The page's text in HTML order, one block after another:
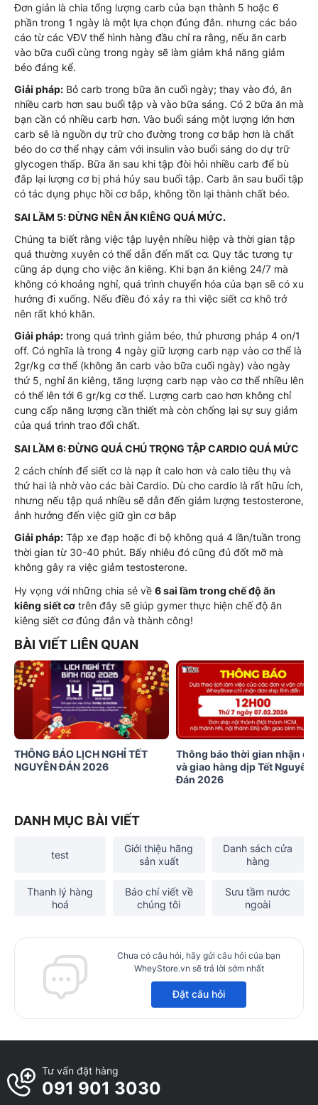
Đơn giản là chia tổng lượng carb của bạn thành 5 hoặc 6
phần trong 1 ngày là một lựa chọn đúng đắn. nhưng các báo
cáo từ các VĐV thể hình hàng đầu chỉ ra rằng, nếu ăn carb
vào bữa cuối cùng trong ngày sẽ làm giảm khả năng giảm
béo đáng kể.
Giải pháp: Bỏ carb trong bữa ăn cuối ngày; thay vào đó, ăn
nhiều carb hơn sau buổi tập và vào bữa sáng. Có 2 bữa ăn mà
bạn cần có nhiều carb hơn. Vào buổi sáng một lượng lớn hơn
carb sẽ là nguồn dự trữ cho đường trong cơ bắp hơn là chất
béo do cơ thể nhạy cảm với insulin vào buổi sáng do dự trữ
glycogen thấp. Bữa ăn sau khi tập đòi hỏi nhiều carb để bù
đắp lại lượng cơ bị phá hủy sau buổi tập. Carb ăn sau buổi tập
có tác dụng phục hồi cơ bắp, không tồn lại thành chất béo.
SAI LẦM 5: ĐỪNG NÊN ĂN KIÊNG QUÁ MỨC.
Chúng ta biết rằng việc tập luyện nhiều hiệp và thời gian tập
quá thường xuyên có thể dẫn đến mất cơ. Quy tắc tương tự
cũng áp dụng cho việc ăn kiêng. Khi bạn ăn kiêng 24/7 mà
không có khoảng nghỉ, quá trình chuyển hóa của bạn sẽ có xu
hướng đi xuống. Nếu điều đó xảy ra thì việc siết cơ khô trở
nên rất khó khăn.
Giải pháp: trong quá trình giảm béo, thử phương pháp 4 on/1
off. Có nghĩa là trong 4 ngày giữ lượng carb nạp vào cơ thể là
2gr/kg cơ thể (không ăn carb vào bữa cuối ngày) vào ngày
thứ 5, nghỉ ăn kiêng, tăng lượng carb nạp vào cơ thể nhiều lên
có thể lên tới 6 gr/kg cơ thể. Lượng carb cao hơn không chỉ
cung cấp năng lượng cần thiết mà còn chống lại sự suy giảm
của quá trình trao đổi chất.
SAI LẦM 6: ĐỪNG QUÁ CHÚ TRỌNG TẬP CARDIO QUÁ MỨC
2 cách chính để siết cơ là nạp ít calo hơn và calo tiêu thụ và
thứ hai là nhờ vào các bài Cardio. Dù cho cardio là rất hữu ích,
nhưng nếu tập quá nhiều sẽ dẫn đến giảm lượng testosterone,
ảnh hưởng đến việc giữ gìn cơ bắp
Giải pháp: Tập xe đạp hoặc đi bộ không quá 4 lần/tuần trong
thời gian từ 30-40 phút. Bấy nhiêu đó cũng đủ đốt mỡ mà
không gây ra việc giảm testosterone.
Hy vọng với những chia sẻ về 6 sai lầm trong chế độ ăn
kiêng siết cơ trên đây sẽ giúp gymer thực hiện chế độ ăn
kiêng siết cơ đúng đắn và thành công!
BÀI VIẾT LIÊN QUAN
THÔNG BÁO LỊCH NGHỈ TẾT
NGUYÊN ĐÁN 2026
Thông báo thời gian nhận
và giao hàng dịp Tết Nguyên
Đán 2026
DANH MỤC BÀI VIẾT
test
Giới thiệu hãng
sản xuất
Danh sách cửa
hàng
Thanh lý hàng
hoá
Báo chí viết về
chúng tôi
Sưu tầm nước
ngoài
Chưa có câu hỏi, hãy gửi câu hỏi của bạn
WheyStore.vn sẽ trả lời sớm nhất
Đặt câu hỏi
Tư vấn đặt hàng
091 901 3030